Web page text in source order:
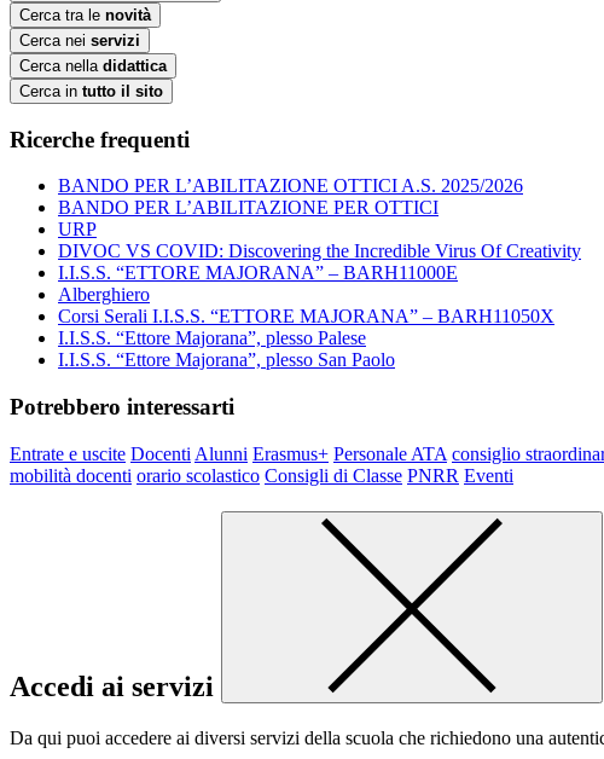
Cerca tra le novità
Cerca nei servizi
Cerca nella didattica
Cerca in tutto il sito
Ricerche frequenti
BANDO PER L’ABILITAZIONE OTTICI A.S. 2025/2026
BANDO PER L’ABILITAZIONE PER OTTICI
URP
DIVOC VS COVID: Discovering the Incredible Virus Of Creativity
I.I.S.S. “ETTORE MAJORANA” – BARH11000E
Alberghiero
Corsi Serali I.I.S.S. “ETTORE MAJORANA” – BARH11050X
I.I.S.S. “Ettore Majorana”, plesso Palese
I.I.S.S. “Ettore Majorana”, plesso San Paolo
Potrebbero interessarti
Entrate e uscite Docenti Alunni Erasmus+ Personale ATA consiglio
mobilità docenti orario scolastico Consigli di Classe PNRR Eventi
Accedi ai servizi
Da qui puoi accedere ai diversi servizi della scuola che richiedono una